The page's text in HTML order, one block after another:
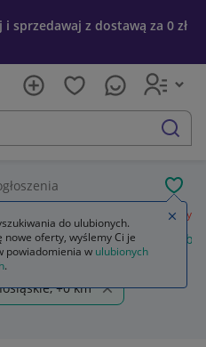
sprzedawaj z dostawą za 0 zł
szukaj
Body
body koronkowe
+0 km
do ulubionych.
nowe oferty, wyślemy Ci je
powiadomienia w ulubionych
.